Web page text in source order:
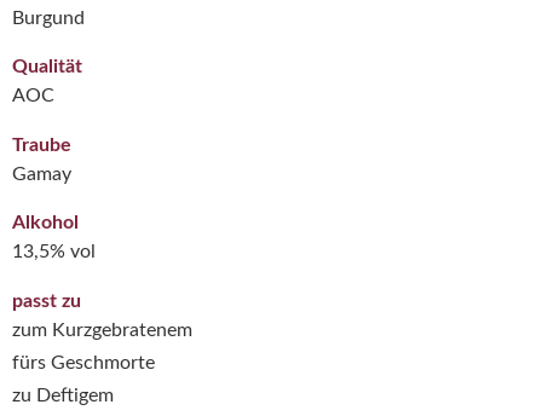
Burgund
Qualität
AOC
Traube
Gamay
Alkohol
13,5% vol
passt zu
zum Kurzgebratenem
fürs Geschmorte
zu Deftigem